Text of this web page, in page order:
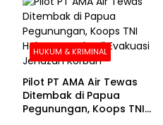
HUKUM & KRIMINAL
Pilot PT AMA Air Tewas
Ditembak di Papua
Pegunungan, Koops TNI